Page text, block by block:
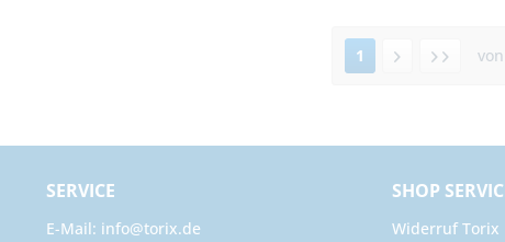
1 von
SERVICE
E-Mail: info@torix.de
SHOP
Widerruf Torix